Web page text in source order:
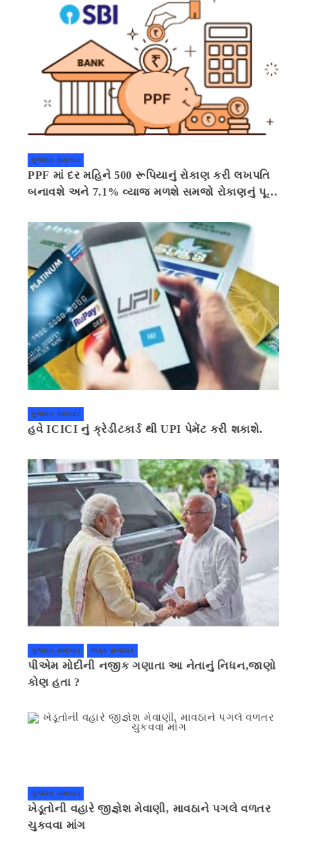
ગુજરાત સમાચાર
PPF માં દર મહિને 500 રૂપિયાનું રોકાણ કરી લખપતિ
બનાવશે અને 7.1% વ્યાજ મળશે સમજો રોકાણનું પૂરું
ગુજરાત સમાચાર
હવે ICICI નું ક્રેડીટકાર્ડ થી UPI પેમેંટ કરી શકાશે.
ગુજરાત સમાચાર ભારત સમાચાર
પીએમ મોદીની નજીક ગણાતા આ નેતાનું નિધન,જાણો
કોણ હતા ?
ગુજરાત સમાચાર
ખેડૂતોની વહારે જીજ્ઞેશ મેવાણી, માવઠાને પગલે વળતર
ચુકવવા માંગ